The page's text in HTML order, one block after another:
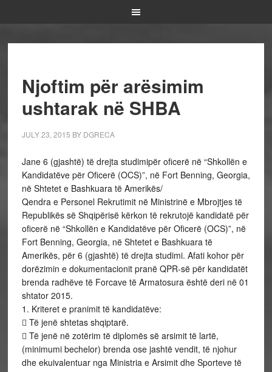
Njoftim për arësimim
ushtarak në SHBA
JULY 23, 2015 BY DGRECA
Jane 6 (gjashtë) të drejta studimipër oficerë në “Shkollën e
Kandidatëve për Oficerë (OCS)”, në Fort Benning, Georgia,
në Shtetet e Bashkuara të Amerikës/
Qendra e Personel Rekrutimit në Ministrinë e Mbrojtjes të
Republikës së Shqipërisë kërkon të rekrutojë kandidatë për
oficerë në “Shkollën e Kandidatëve për Oficerë (OCS)”, në
Fort Benning, Georgia, në Shtetet e Bashkuara të
Amerikës, për 6 (gjashtë) të drejta studimi. Afati kohor për
dorëzimin e dokumentacionit pranë QPR-së për kandidatët
brenda radhëve të Forcave të Armatosura është deri në 01
shtator 2015.
1. Kriteret e pranimit të kandidatëve:
 Të jenë shtetas shqiptarë.
 Të jenë në zotërim të diplomës së arsimit të lartë,
(minimumi bechelor) brenda ose jashtë vendit, të njohur
dhe ekuivalentuar nga Ministria e Arsimit dhe Sporteve të